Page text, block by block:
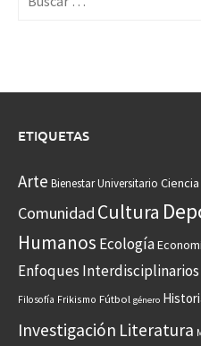
ETIQUETAS
Arte Bienestar Universitario Ciencia
Comunidad Cultura
Humanos Ecología
Enfoques Interdisciplinarios
Filosofía Frikismo Fútbol género
Investigación Literatura